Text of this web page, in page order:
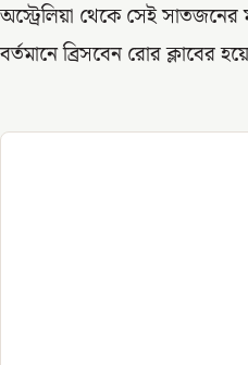
অস্ট্রেলিয়া থেকে সেই
বর্তমানে ব্রিসবেন রোর ক্লাবের